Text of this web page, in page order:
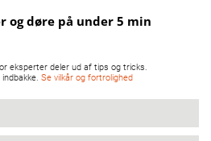
og døre på under 5 min
eksperter deler ud af tips og tricks.
Se vilkår og fortrolighed